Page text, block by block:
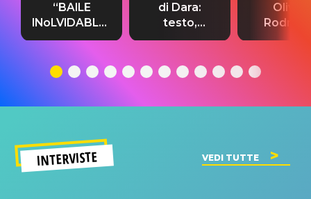
“BAILE
INoLVIDABLE”:
testo,
significato
di Dara:
testo,
traduzione e
del singolo
Olivia
testo,
INTERVISTE VEDI TUTTE